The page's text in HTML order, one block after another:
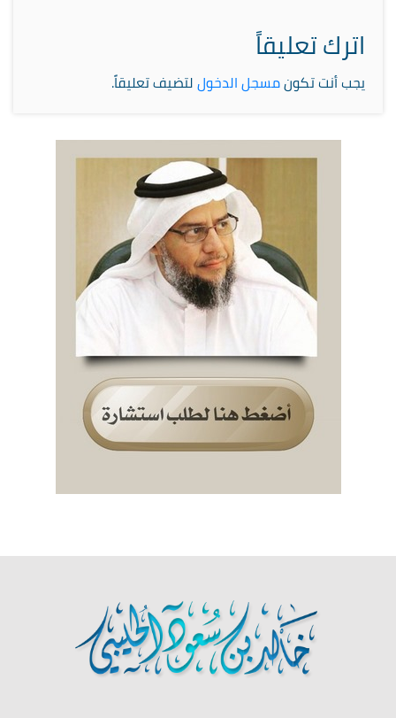
اترك تعليقاً
يجب أنت تكونمسجل الدخوللتضيف تعليقاً.